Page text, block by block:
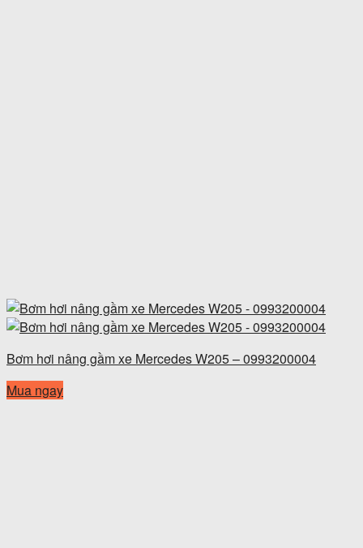
Bơm hơi nâng gầm xe Mercedes W205 – 0993200004
Mua ngay